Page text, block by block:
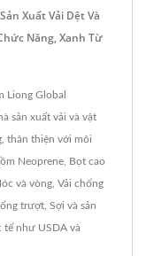
Xuất Vải Dệt Và
Năng, Xanh Từ
Liong Global
sản xuất vải và vật
thân thiện với môi
Neoprene, Bọt cao
và vòng, Vải chống
trượt, Sợi và sản
tế như USDA và